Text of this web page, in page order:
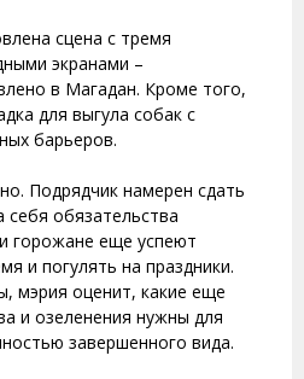
сцена с тремя
экранами –
в Магадан. Кроме того,
для выгула собак с
барьеров.
Подрядчик намерен сдать
обязательства
горожане еще успеют
и погулять на праздники.
мэрия оценит, какие еще
и озеленения нужны для
завершенного вида.